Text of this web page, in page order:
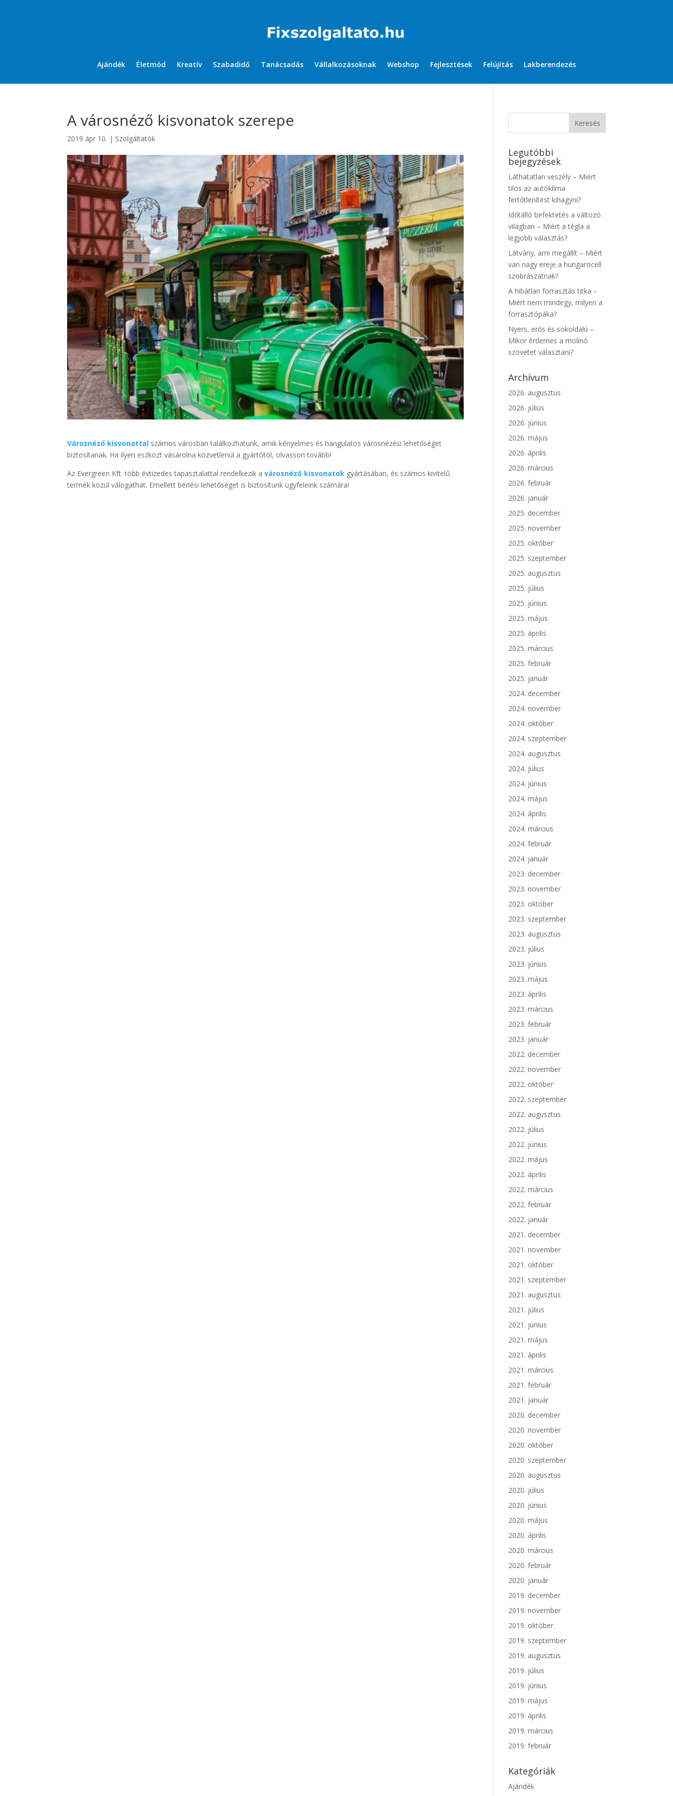
Ajándék Életmód Kreatív Szabadidő Tanácsadás Vállalkozásoknak Webshop Fejlesztések Felújítás Lakberendezés
A városnéző kisvonatok szerepe
2019 ápr 10. | Szolgáltatók
Városnéző kisvonattal számos városban találkozhatunk, amik kényelmes és hangulatos városnézési lehetőséget
biztosítanak. Ha ilyen eszközt vásárolna közvetlenül a gyártótól, olvasson tovább!
Az Evergreen Kft. több évtizedes tapasztalattal rendelkezik avárosnéző kisvonatok gyártásában, és számos kivitelű
termék közül válogathat. Emellett bérlési lehetőséget is biztosítunk ügyfeleink számára!
Legutóbbi
bejegyzések
Láthatatlan veszély – Miért
tilos az autóklíma
fertőtlenítést kihagyni?
Időtálló befektetés a változó
világban – Miért a tégla a
legjobb választás?
Látvány, ami megállít – Miért
van nagy ereje a hungarocell
szobrászatnak?
A hibátlan forrasztás titka –
Miért nem mindegy, milyen a
forrasztópáka?
Nyers, erős és sokoldalú –
Mikor érdemes a molinó
szövetet választani?
Archívum
2026. augusztus
2026. július
2026. június
2026. május
2026. április
2026. március
2026. február
2026. január
2025. december
2025. november
2025. október
2025. szeptember
2025. augusztus
2025. július
2025. június
2025. május
2025. április
2025. március
2025. február
2025. január
2024. december
2024. november
2024. október
2024. szeptember
2024. augusztus
2024. július
2024. június
2024. május
2024. április
2024. március
2024. február
2024. január
2023. december
2023. november
2023. október
2023. szeptember
2023. augusztus
2023. július
2023. június
2023. május
2023. április
2023. március
2023. február
2023. január
2022. december
2022. november
2022. október
2022. szeptember
2022. augusztus
2022. július
2022. június
2022. május
2022. április
2022. március
2022. február
2022. január
2021. december
2021. november
2021. október
2021. szeptember
2021. augusztus
2021. július
2021. június
2021. május
2021. április
2021. március
2021. február
2021. január
2020. december
2020. november
2020. október
2020. szeptember
2020. augusztus
2020. július
2020. június
2020. május
2020. április
2020. március
2020. február
2020. január
2019. december
2019. november
2019. október
2019. szeptember
2019. augusztus
2019. július
2019. június
2019. május
2019. április
2019. március
2019. február
Kategóriák
Ajándék